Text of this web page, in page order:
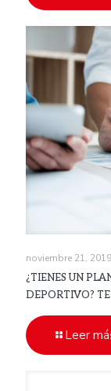
noviembre 21, 2019
¿TIENES UN
DEPORTIVO?
Leer